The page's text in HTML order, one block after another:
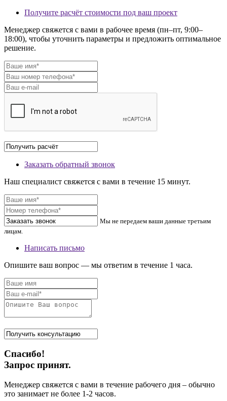
Получите расчёт стоимости под ваш проект
Менеджер свяжется с вами в рабочее время (пн–пт, 9:00–
18:00), чтобы уточнить параметры и предложить оптимальное
решение.
Заказать обратный звонок
Наш специалист свяжется с вами в течение 15 минут.
Мы не передаем ваши данные третьим
лицам.
Написать письмо
Опишите ваш вопрос — мы ответим в течение 1 часа.
Спасибо!
Запрос принят.
Менеджер свяжется с вами в течение рабочего дня – обычно
это занимает не более 1-2 часов.